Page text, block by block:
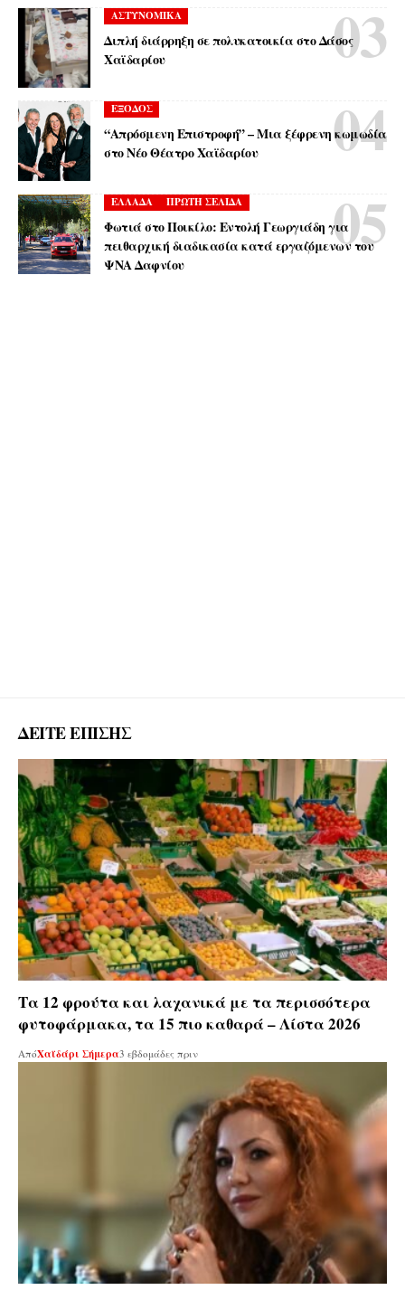
ΑΣΤΥΝΟΜΙΚΑ
Διπλή διάρρηξη σε πολυκατοικία στο Δάσος
Χαϊδαρίου
ΕΞΟΔΟΣ
“Απρόσμενη Επιστροφή” – Μια ξέφρενη κωμωδία
στο Νέο Θέατρο Χαϊδαρίου
ΕΛΛΑΔΑ ΠΡΩΤΗ ΣΕΛΙΔΑ
Φωτιά στο Ποικίλο: Εντολή Γεωργιάδη για
πειθαρχική διαδικασία κατά εργαζόμενων του
ΨΝΑ Δαφνίου
ΔΕΙΤΕ ΕΠΙΣΗΣ
Tα 12 φρούτα και λαχανικά με τα περισσότερα
φυτοφάρμακα, τα 15 πιο καθαρά – Λίστα 2026
ΑπόΧαϊδάρι Σήμερα3 εβδομάδες πριν